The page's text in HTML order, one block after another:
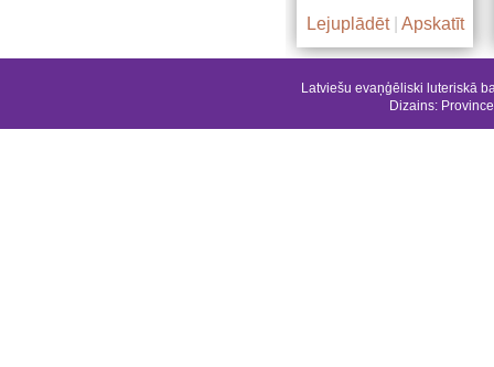
Lejuplādēt| Apskatīt
Latviešu evaņģēliski luteriskā
Dizains: